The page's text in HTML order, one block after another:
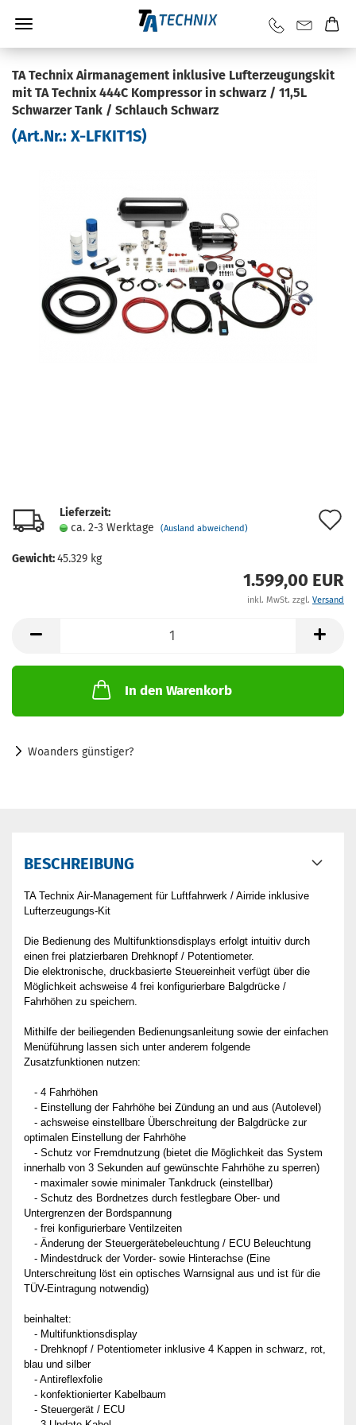
TA Tech­nix Air­ma­nage­ment in­klu­si­ve Luft­er­zeu­gungs­kit
mit TA Tech­nix 444C Kom­pres­sor in schwarz / 11,5L
Schwar­zer Tank / Schlauch Schwarz
(Art.Nr.: X-​LFKIT1S)
Lieferzeit:
ca. 2-3 Werktage
(Ausland abweichend)
Gewicht:45.329 kg
1.599,00 EUR
inkl. MwSt. zzgl. Versand
In den Warenkorb
Woanders günstiger?
BESCHREIBUNG
TA Technix Air-Management für Luftfahrwerk / Airride inklusive
Lufterzeugungs-Kit
Die Bedienung des Multifunktionsdisplays erfolgt intuitiv durch
einen frei platzierbaren Drehknopf / Potentiometer.
Die elektronische, druckbasierte Steuereinheit verfügt über die
Möglichkeit achsweise 4 frei konfigurierbare Balgdrücke /
Fahrhöhen zu speichern.
Mithilfe der beiliegenden Bedienungsanleitung sowie der einfachen
Menüführung lassen sich unter anderem folgende
Zusatzfunktionen nutzen:
- 4 Fahrhöhen
- Einstellung der Fahrhöhe bei Zündung an und aus (Autolevel)
- achsweise einstellbare Überschreitung der Balgdrücke zur
optimalen Einstellung der Fahrhöhe
- Schutz vor Fremdnutzung (bietet die Möglichkeit das System
innerhalb von 3 Sekunden auf gewünschte Fahrhöhe zu sperren)
- maximaler sowie minimaler Tankdruck (einstellbar)
- Schutz des Bordnetzes durch festlegbare Ober- und
Untergrenzen der Bordspannung
- frei konfigurierbare Ventilzeiten
- Änderung der Steuergerätebeleuchtung / ECU Beleuchtung
- Mindestdruck der Vorder- sowie Hinterachse (Eine
Unterschreitung löst ein optisches Warnsignal aus und ist für die
TÜV-Eintragung notwendig)
beinhaltet:
- Multifunktionsdisplay
- Drehknopf / Potentiometer inklusive 4 Kappen in schwarz, rot,
blau und silber
- Antireflexfolie
- konfektionierter Kabelbaum
- Steuergerät / ECU